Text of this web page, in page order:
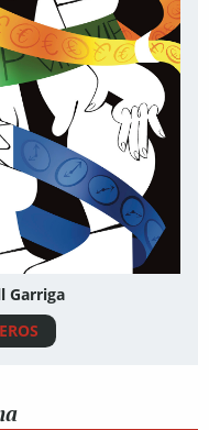
Garriga